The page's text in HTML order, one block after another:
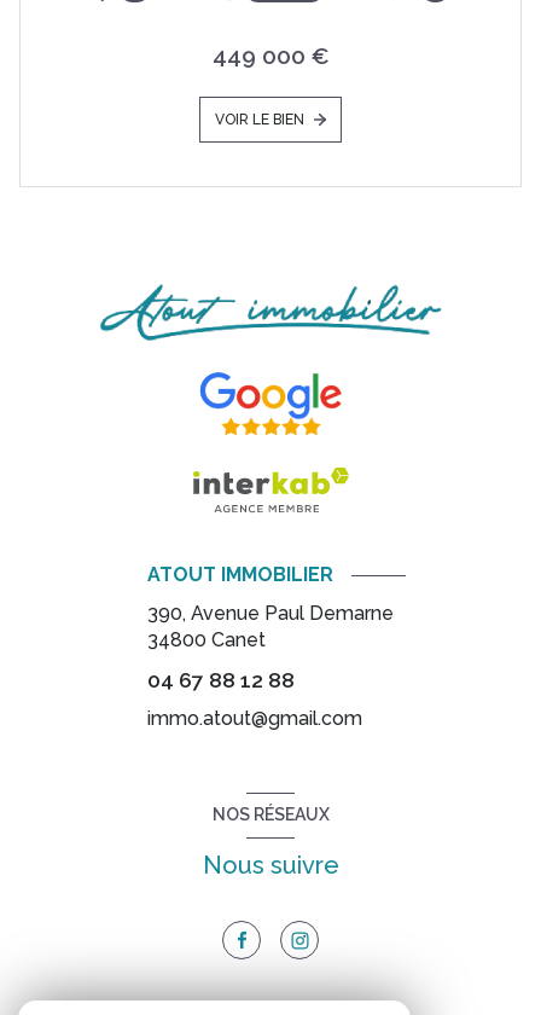
449 000 €
VOIR LE BIEN
ATOUT IMMOBILIER
390, Avenue Paul Demarne
34800 Canet
04 67 88 12 88
immo.atout@gmail.com
NOS RÉSEAUX
Nous suivre